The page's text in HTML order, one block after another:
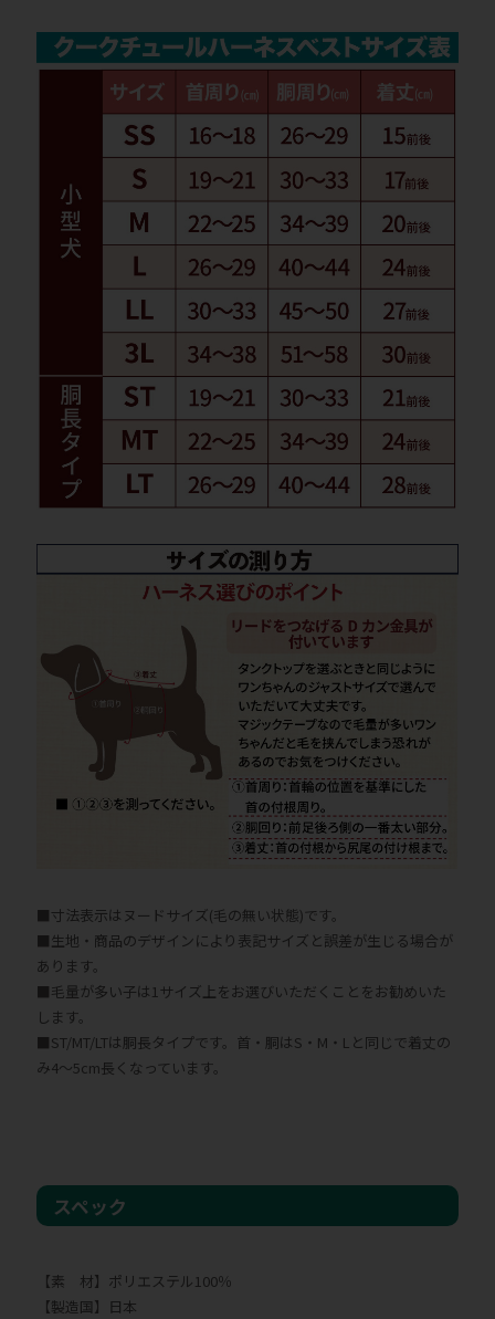
■寸法表示はヌードサイズ(毛の無い状態)です。
■生地・商品のデザインにより表記サイズと誤差が生じる場合が
あります。
■毛量が多い子は1サイズ上をお選びいただくことをお勧めいた
します。
■ST/MT/LTは胴長タイプです。首・胴はS・M・Lと同じで着丈の
み4～5cm長くなっています。
スペック
【素 材】ポリエステル100％
【製造国】日本